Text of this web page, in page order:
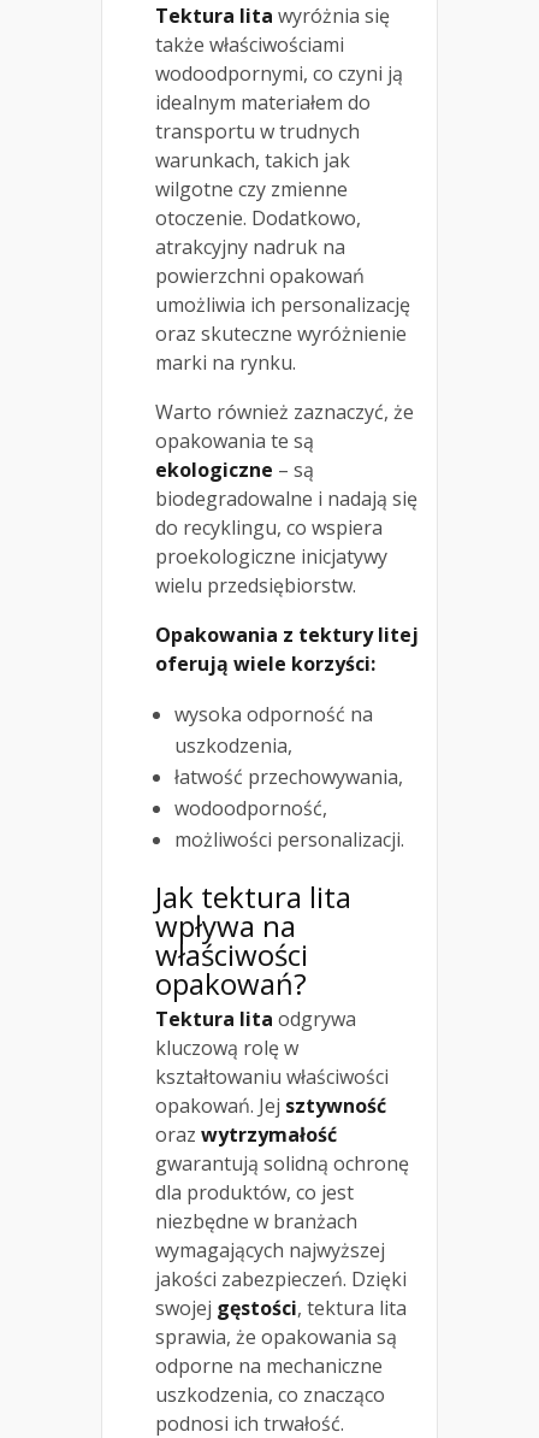
Tektura lita wyróżnia się
także właściwościami
wodoodpornymi, co czyni ją
idealnym materiałem do
transportu w trudnych
warunkach, takich jak
wilgotne czy zmienne
otoczenie. Dodatkowo,
atrakcyjny nadruk na
powierzchni opakowań
umożliwia ich personalizację
oraz skuteczne wyróżnienie
marki na rynku.
Warto również zaznaczyć, że
opakowania te są
ekologiczne – są
biodegradowalne i nadają się
do recyklingu, co wspiera
proekologiczne inicjatywy
wielu przedsiębiorstw.
Opakowania z tektury litej
oferują wiele korzyści:
wysoka odporność na
uszkodzenia,
łatwość przechowywania,
wodoodporność,
możliwości personalizacji.
Jak tektura lita
wpływa na
właściwości
opakowań?
Tektura lita odgrywa
kluczową rolę w
kształtowaniu właściwości
opakowań. Jej sztywność
oraz wytrzymałość
gwarantują solidną ochronę
dla produktów, co jest
niezbędne w branżach
wymagających najwyższej
jakości zabezpieczeń. Dzięki
swojej gęstości, tektura lita
sprawia, że opakowania są
odporne na mechaniczne
uszkodzenia, co znacząco
podnosi ich trwałość.